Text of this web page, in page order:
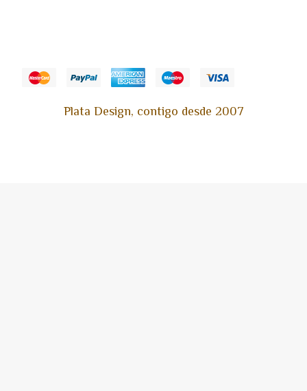
Plata Design, contigo desde 2007